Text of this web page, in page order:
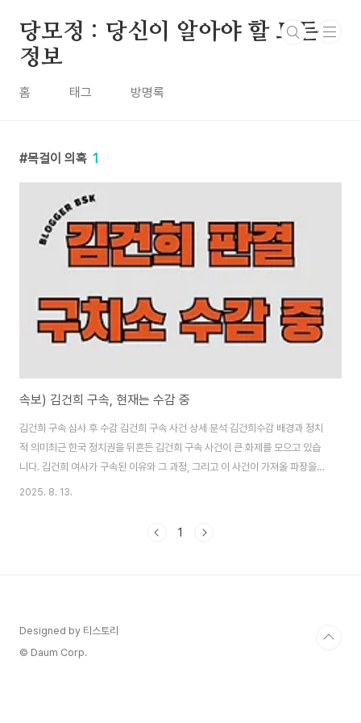
당모정 : 당신이 알아야 할 모든
정보
홈 태그 방명록
목걸이 의혹 1
속보) 김건희 구속, 현재는 수감 중
김건희 구속 심사 후 수감 김건희 구속 사건 상세 분석 김건희수감 배경과 정치
적 의미최근 한국 정치권을 뒤흔든 김건희 구속 사건이 큰 화제를 모으고 있습
니다. 김건희 여사가 구속된 이유와 그 과정, 그리고 이 사건이 가져올 파장을
깊이 있게 살펴보겠습니다. 김건희수감 소식이 전해진 후 사회적 반향이 크며,
뉴스를 바탕으로 사실을 중심으로 분석하겠습니다. 김건희 관련 의혹이 어떻게
2025. 8. 13.
1
Designed by 티스토리
© Daum Corp.